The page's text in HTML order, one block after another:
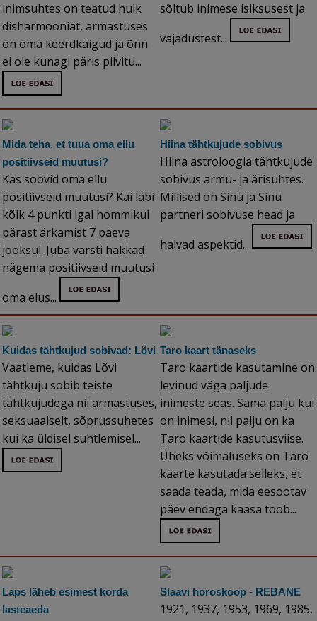
inimsuhtes on teatud hulk
disharmooniat, armastuses
on oma keerdkäigud ja õnn
ei ole kunagi päris pilvitu...
sõltub inimese isiksusest ja
vajadustest...
Mida teha, et tuua oma ellu
positiivseid muutusi?
Kas soovid oma ellu
positiivseid muutusi? Käi läbi
kõik 4 punkti igal hommikul
pärast ärkamist 7 päeva
jooksul. Juba varsti hakkad
nägema positiivseid muutusi
oma elus...
Hiina tähtkujude sobivus
Hiina astroloogia tähtkujude
sobivus armu- ja ärisuhtes.
Millised on Sinu ja Sinu
partneri sobivuse head ja
halvad aspektid...
Kuidas tähtkujud sobivad: Lõvi
Vaatleme, kuidas Lõvi
tähtkuju sobib teiste
tähtkujudega nii armastuses,
seksuaalselt, sõprussuhetes
kui ka üldisel suhtlemisel...
Taro kaart tänaseks
Taro kaartide kasutamine on
levinud väga paljude
inimeste seas. Sama palju kui
on inimesi, nii palju on ka
Taro kaartide kasutusviise.
Üheks võimaluseks on Taro
kaarte kasutada selleks, et
saada teada, mida eesootav
päev endaga kaasa toob...
Laps läheb esimest korda
lasteaeda
Slaavi horoskoop - REBANE
1921, 1937, 1953, 1969, 1985,